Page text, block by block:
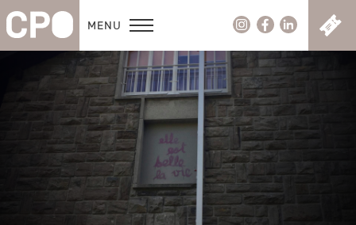
MENU C